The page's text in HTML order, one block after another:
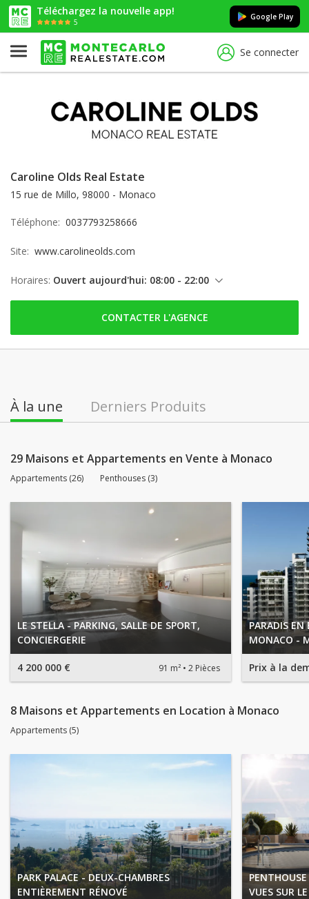
Téléchargez la nouvelle app!
5
Google Play
Se connecter
Caroline Olds Real Estate
15 rue de Millo, 98000 - Monaco
Téléphone: 0037793258666
Site: www.carolineolds.com
Horaires: Ouvert aujourd'hui: 08:00 - 22:00
samedi: 08:00 - 22:00
dimanche: Fermé
jeudi: 08:00 - 22:00
vendredi: 08:00 - 22:00
CONTACTER L'AGENCE
À la une Derniers Produits
29 Maisons et Appartements en Vente à Monaco
Appartements (26) Penthouses (3)
LE STELLA - PARKING, SALLE DE SPORT,
CONCIERGERIE
4 200 000 € 91 m² 2 Pièces
PARADIS EN
MONACO -
Prix à la
8 Maisons et Appartements en Location à Monaco
Appartements (5)
PARK PALACE - DEUX-CHAMBRES
ENTIÈREMENT RÉNOVÉ
PENTHOUSE
VUES SUR